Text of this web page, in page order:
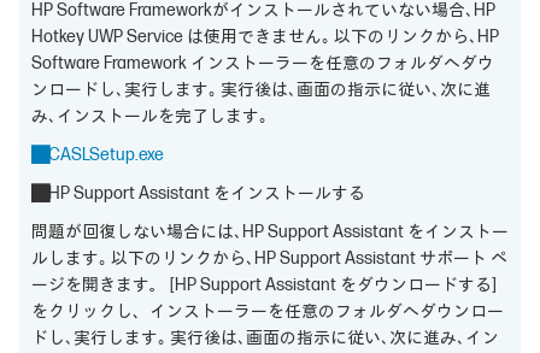
HP Software Frameworkがインストールされていない場合､HP
Hotkey UWP Service は使用できません｡ 以下のリンクから､HP
Software Framework インストーラーを任意のフォルダへダウ
ンロードし､実行します｡ 実行後は､画面の指示に従い､次に進
み､インストールを完了します｡
■CASLSetup.exe
■HP Support Assistant をインストールする
問題が回復しない場合には､HP Support Assistant をインストー
ルします｡ 以下のリンクから､HP Support Assistant サポート ペ
ージを開きます。 [HP Support Assistant をダウンロードする]
をクリックし、インストーラーを任意のフォルダへダウンロー
ドし､実行します｡ 実行後は､画面の指示に従い､次に進み､イン